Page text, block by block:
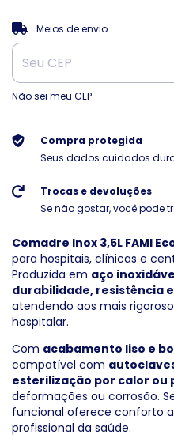
Entregas para o CEP:
Meios de envio
Não sei meu CEP
Compra protegida
Seus dados cuidados
Trocas e devoluções
Se não gostar, você pode
Comadre Inox 3,5L FAMI
para hospitais, clínicas e
Produzida em aço
durabilidade, resistência
atendendo aos mais
hospitalar.
Com acabamento liso e
compatível com
esterilização por calor ou
deformações ou corrosão.
funcional oferece conforto
profissional da saúde.